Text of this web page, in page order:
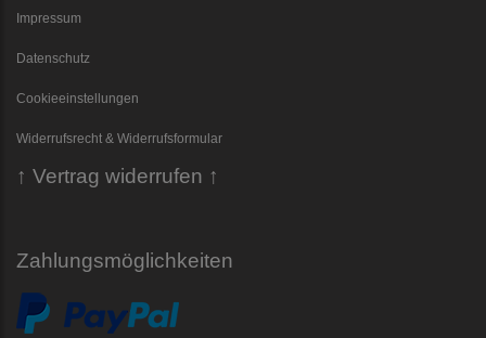
Impressum
Datenschutz
Cookieeinstellungen
Widerrufsrecht & Widerrufsformular
↑ Vertrag widerrufen ↑
Zahlungsmöglichkeiten